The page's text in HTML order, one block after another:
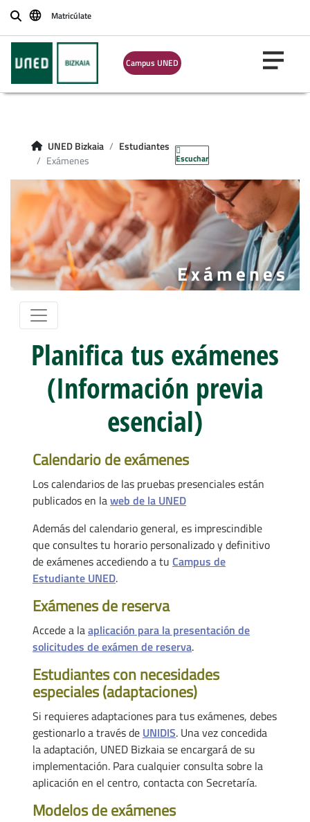
BuscarMatricúlate
Campus UNED
UNED Bizkaia
Estudiantes
Exámenes
Escuchar
Exámenes
Planifica tus exámenes
(Información previa
esencial)
Calendario de exámenes
Los calendarios de las pruebas presenciales están
publicados en laweb de la UNED
Además del calendario general, es imprescindible
que consultes tu horario personalizado y definitivo
de exámenes accediendo a tu Campus de
Estudiante UNED.
Exámenes de reserva
Accede a laaplicación para la presentación de
solicitudes de exámen de reserva.
Estudiantes con necesidades
especiales (adaptaciones)
Si requieres adaptaciones para tus exámenes, debes
gestionarlo a través de UNIDIS. Una vez concedida
la adaptación, UNED Bizkaia se encargará de su
implementación. Para cualquier consulta sobre la
aplicación en el centro, contacta con Secretaría.
Modelos de exámenes